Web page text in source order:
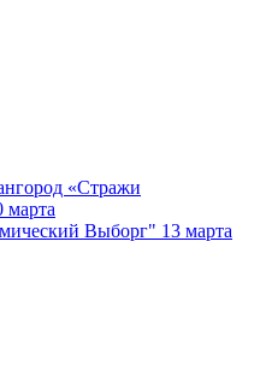
«Стражи
марта
Выборг" 13 марта